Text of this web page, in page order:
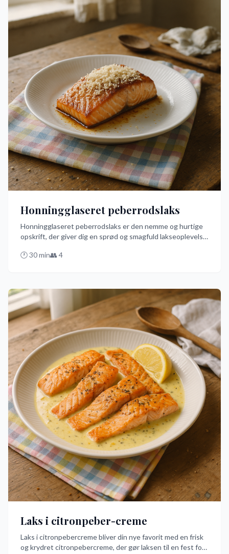
Honningglaseret peberrodslaks
Honningglaseret peberrodslaks er den nemme og hurtige
opskrift, der giver dig en sprød og smagfuld lakseoplevelse.
peberrod, bliver denne ret en fest for ganen, som du nemt
🕐30min👥 4
Laks i citronpeber-creme
Laks i citronpebercreme bliver din nye favorit med en frisk
og krydret citronpebercreme, der gør laksen til en fest for